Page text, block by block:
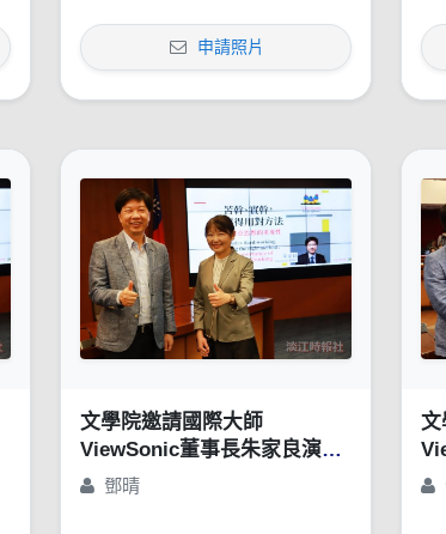
申請照片
文學院邀請國際大師
ViewSonic董事長朱家良演講
「苦幹、實幹，還得用對方
鄧晴
文